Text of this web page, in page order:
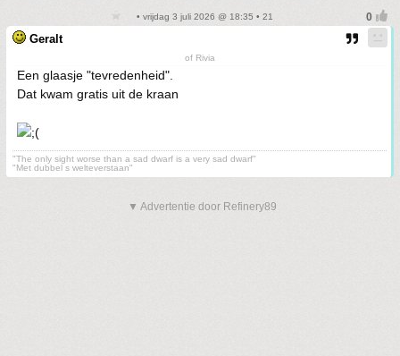
• vrijdag 3 juli 2026 @ 18:35 • 21
Geralt
of Rivia
Een glaasje "tevredenheid".
Dat kwam gratis uit de kraan
"The only sight worse than a sad dwarf is a very sad dwarf"
"Met dubbel s welteverstaan"
▼ Advertentie door Refinery89